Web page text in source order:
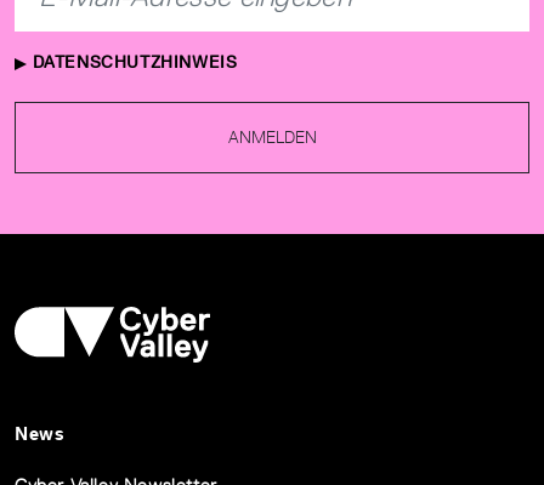
DATENSCHUTZHINWEIS
ANMELDEN
News